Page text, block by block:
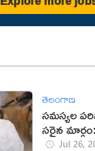
తెలంగాణ
సమస్యల
సరైన
Jul 26,